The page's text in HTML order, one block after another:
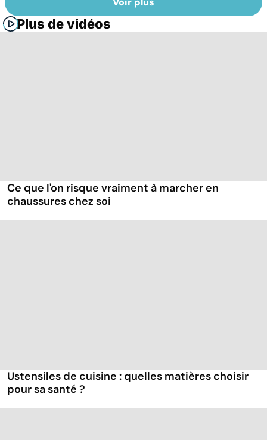
Plus de vidéos
Ce que l'on risque vraiment à marcher en
chaussures chez soi
Ustensiles de cuisine : quelles matières choisir
pour sa santé ?